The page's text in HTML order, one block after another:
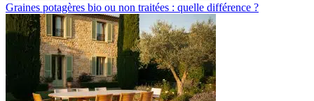
Graines potagères bio ou non traitées : quelle différence ?